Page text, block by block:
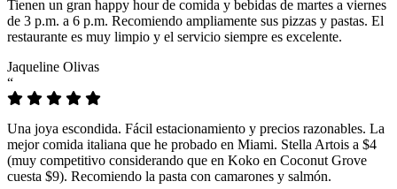
Tienen un gran happy hour de comida y bebidas de martes a viernes
de 3 p.m. a 6 p.m. Recomiendo ampliamente sus pizzas y pastas. El
restaurante es muy limpio y el servicio siempre es excelente.
Jaqueline Olivas
“
Una joya escondida. Fácil estacionamiento y precios razonables. La
mejor comida italiana que he probado en Miami. Stella Artois a $4
(muy competitivo considerando que en Koko en Coconut Grove
cuesta $9). Recomiendo la pasta con camarones y salmón.